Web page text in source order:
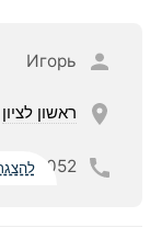
Игорь
ראשון לציון
052